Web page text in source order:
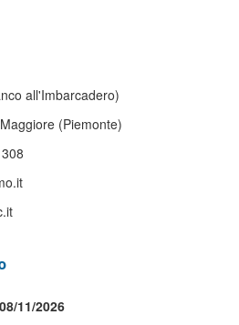
all'Imbarcadero)
(Piemonte)
11/2026